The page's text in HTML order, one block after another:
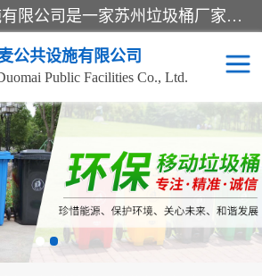
苏州多麦公共设施有限公司是一家苏州垃圾桶厂家，主营：塑料垃圾桶、分类果皮箱、户外园林椅、保安岗亭等产品厂家。全国统一热线电话：17105580222。公司组建完善的团队。设计人员，能根据客户要求，提供适合的设计方案，来满足客户的需求。
公共设施有限公司
Public Facilities Co., Ltd.
保安岗亭
公园椅
塑料垃圾桶